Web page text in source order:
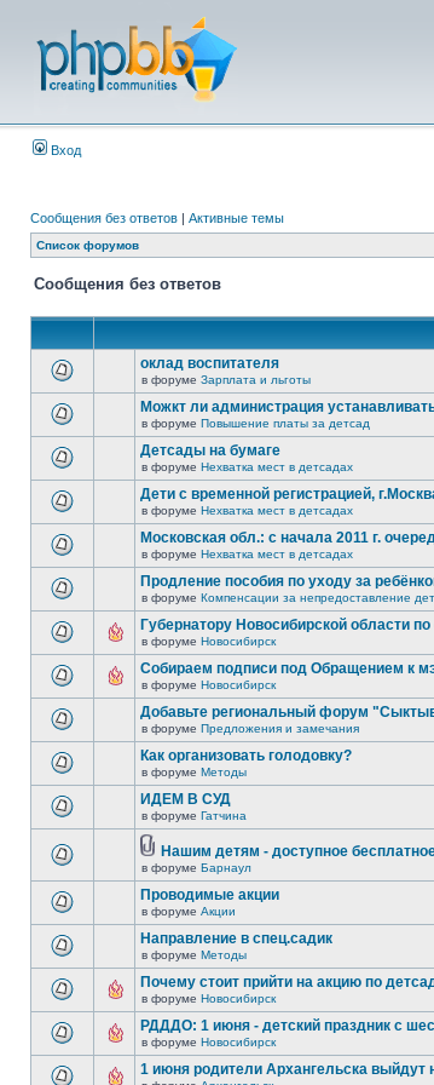
Вход
Сообщения без ответов | Активные темы
Список форумов
Сообщения без ответов
оклад воспитателя
в форуме Зарплата и льготы
Можкт ли администрация
в форуме Повышение платы за детсад
Детсады на бумаге
в форуме Нехватка мест в детсадах
Дети с временной регистрацией,
в форуме Нехватка мест в детсадах
Московская обл.: с начала 2011 г.
в форуме Нехватка мест в детсадах
Продление пособия по уходу за
в форуме Компенсации за непредоставление
Губернатору Новосибирской области
в форуме Новосибирск
Собираем подписи под Обращением к
в форуме Новосибирск
Добавьте региональный форум
в форуме Предложения и замечания
Как организовать голодовку?
в форуме Методы
ИДЕМ В СУД
в форуме Гатчина
Нашим детям - доступное
в форуме Барнаул
Проводимые акции
в форуме Акции
Направление в спец.садик
в форуме Методы
Почему стоит прийти на акцию по
в форуме Новосибирск
РДДДО: 1 июня - детский праздник с
в форуме Новосибирск
1 июня родители Архангельска выйдут